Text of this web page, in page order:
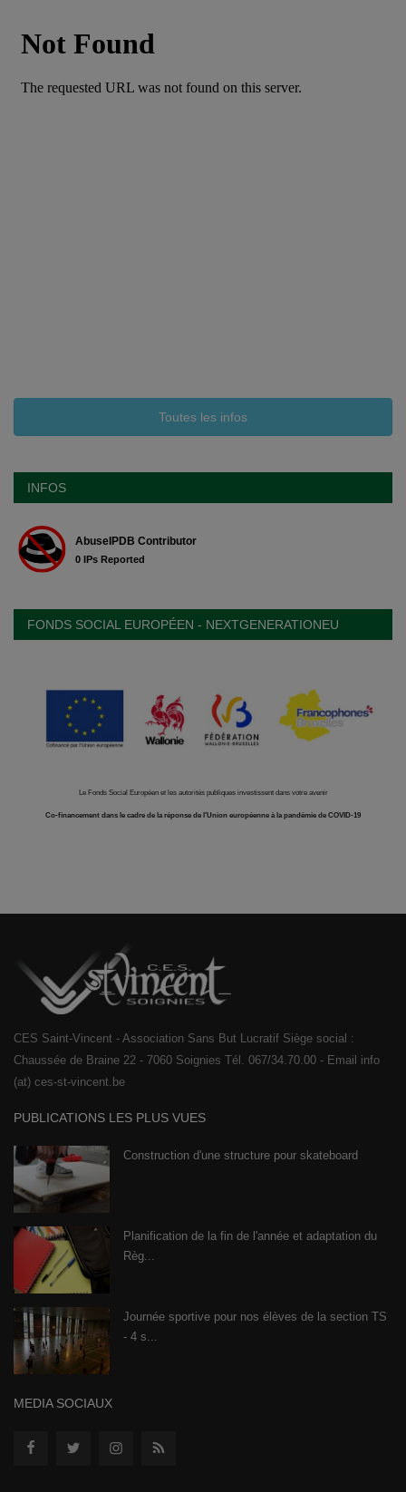
Toutes les infos
INFOS
FONDS SOCIAL EUROPÉEN - NEXTGENERATIONEU
Le Fonds Social Européen et les autorités publiques investissent dans votre avenir
Co-financement dans le cadre de la réponse de l'Union européenne à la pandémie de COVID-19
CES Saint-Vincent - Association Sans But Lucratif Siège social :
Chaussée de Braine 22 - 7060 Soignies Tél. 067/34.70.00 - Email info
(at) ces-st-vincent.be
PUBLICATIONS LES PLUS VUES
Construction d'une structure pour skateboard
Planification de la fin de l'année et adaptation du
Règ...
Journée sportive pour nos élèves de la section TS
- 4 s...
MEDIA SOCIAUX